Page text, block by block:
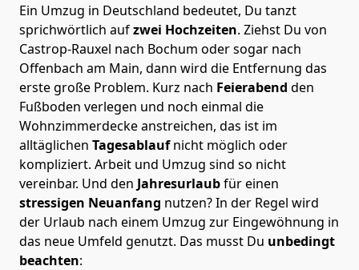
Ein Umzug in Deutschland bedeutet, Du tanzt
sprichwörtlich aufzwei Hochzeiten. Ziehst Du von
Castrop-Rauxel nach Bochum oder sogar nach
Offenbach am Main, dann wird die Entfernung das
erste große Problem. Kurz nach Feierabend den
Fußboden verlegen und noch einmal die
Wohnzimmerdecke anstreichen, das ist im
alltäglichen Tagesablaufnicht möglich oder
kompliziert. Arbeit und Umzug sind so nicht
vereinbar. Und den Jahresurlaubfür einen
stressigen Neuanfang nutzen? In der Regel wird
der Urlaub nach einem Umzug zur Eingewöhnung in
das neue Umfeld genutzt. Das musst Du unbedingt
beachten: